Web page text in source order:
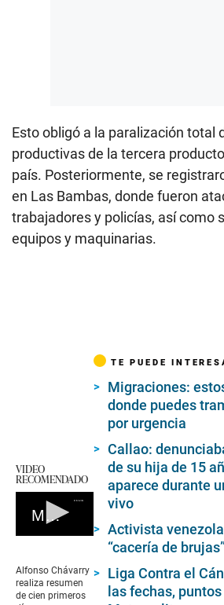
Esto obligó a la paralización total
productivas de la tercera
país. Posteriormente, se
en Las Bambas, donde fueron
trabajadores y policías, así como
equipos y maquinarias.
VIDEO
RECOMENDADO
Ministro del Interior ofrece declaraciones
of
0
seconds
Alfonso Chávarry
realiza resumen
de cien primeros
TE PUEDE
Migraciones:
donde puedes
por urgencia
Callao:
de su hija de 15
aparece durante
vivo
Activista
“cacería de
Liga Contra el
las fechas, puntos